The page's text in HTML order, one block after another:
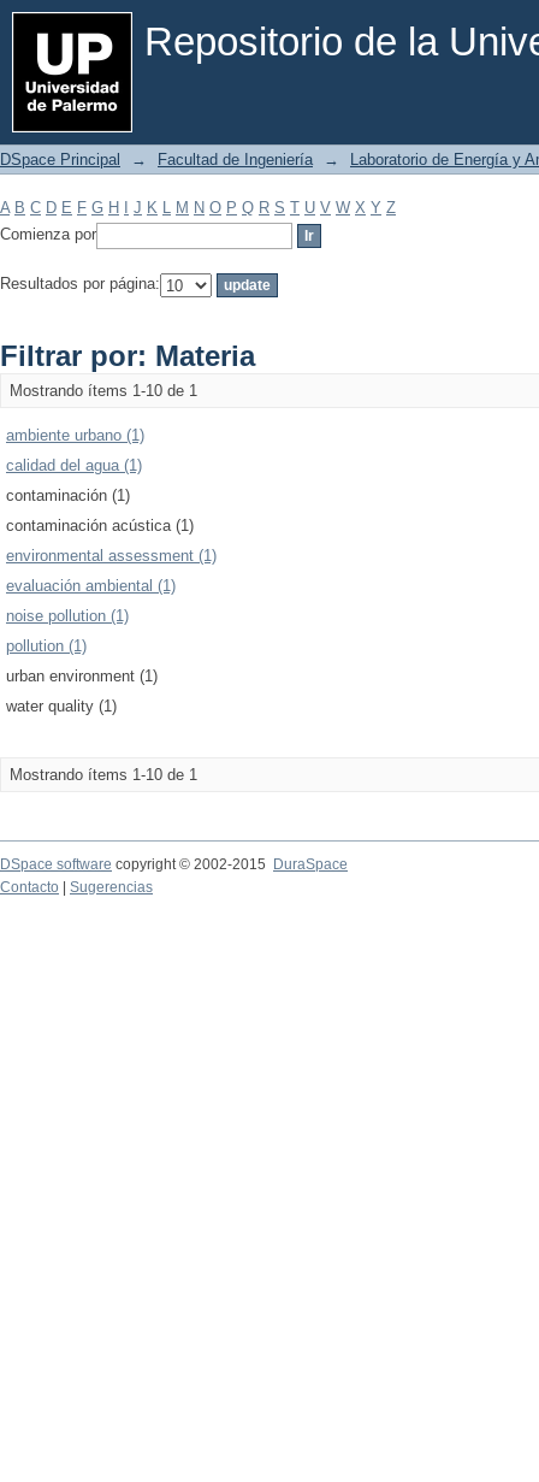
Repositorio de la
Filtrar por: Materia
DSpace Principal → Facultad de Ingeniería → Laboratorio de Energía y
A B C D E F G H J K L M N O P Q R S T U V W X Y Z
Comienza por
Resultados por página:
Filtrar por: Materia
Mostrando ítems 1-10 de 1
ambiente urbano (1)
calidad del agua (1)
contaminación (1)
contaminación acústica (1)
environmental assessment (1)
evaluación ambiental (1)
noise pollution (1)
pollution (1)
urban environment (1)
water quality (1)
Mostrando ítems 1-10 de 1
DSpace software copyright © 2002-2015
DuraSpace
Contacto
Sugerencias